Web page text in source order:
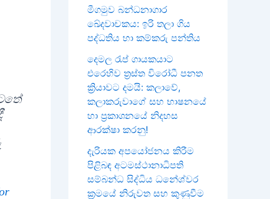
මීගමුව බන්ධනාගාර
ඛේදවාචකය: ඉරි තලා ගිය
පද්ධතිය හා කම්කරු පන්තිය
දෙමල රැප් ගායකයාට
එරෙහිව ත්‍රස්ත විරෝධී පනත
ක්‍රියාවට දමයි: කලාවේ,
කලාකරුවාගේ සහ භාෂනයේ
හා ප්‍රකාශනයේ නිදහස
ආරක්ෂා කරනු!
දැරියක අපයෝජනය කිරීම
පිළිබඳ අටමස්ථානාධිපති
සම්බන්ධ සිද්ධිය ධනේශ්වර
ක්‍රමයේ නිරුවත සහ කුණුවීම